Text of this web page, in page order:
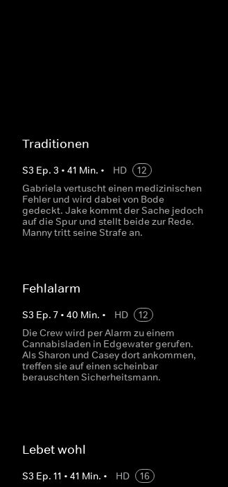
Traditionen
S3 Ep. 3 • 41 Min. • HD
12
Gabriela vertuscht einen medizinischen
Fehler und wird dabei von Bode
gedeckt. Jake kommt der Sache jedoch
auf die Spur und stellt beide zur Rede.
Manny tritt seine Strafe an.
Fehlalarm
S3 Ep. 7• 40 Min. • HD
12
Die Crew wird per Alarm zu einem
Cannabisladen in Edgewater gerufen.
Als Sharon und Casey dort ankommen,
treffen sie auf einen scheinbar
berauschten Sicherheitsmann.
Lebet wohl
S3 Ep. 11 • 41 Min. • HD
16